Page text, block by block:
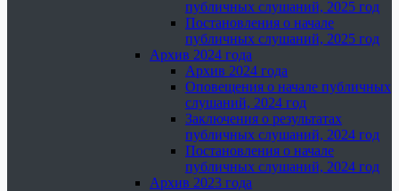
публичных слушаний, 2025 год
Постановления о начале
публичных слушаний, 2025 год
Архив 2024 года
Архив 2024 года
Оповещения о начале публичных
слушаний, 2024 год
Заключения о результатах
публичных слушаний, 2024 год
Постановления о начале
публичных слушаний, 2024 год
Архив 2023 года